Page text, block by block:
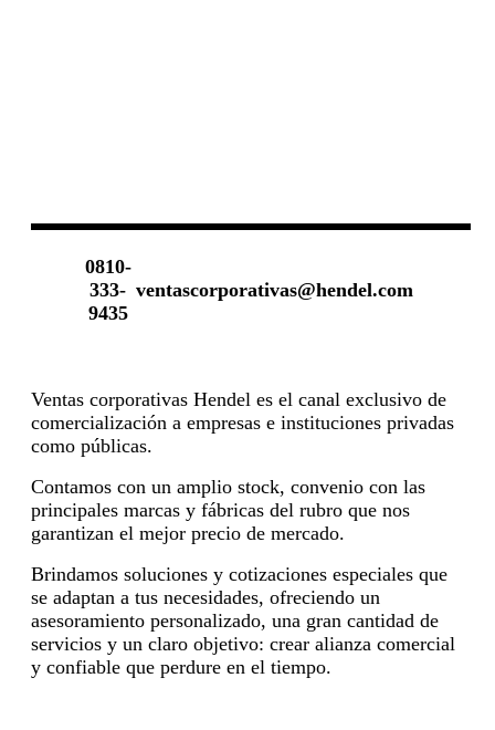
0810-
333-
9435
ventascorporativas@hendel.com
Ventas corporativas Hendel es el canal exclusivo de
comercialización a empresas e instituciones privadas
como públicas.
Contamos con un amplio stock, convenio con las
principales marcas y fábricas del rubro que nos
garantizan el mejor precio de mercado.
Brindamos soluciones y cotizaciones especiales que
se adaptan a tus necesidades, ofreciendo un
asesoramiento personalizado, una gran cantidad de
servicios y un claro objetivo: crear alianza comercial
y confiable que perdure en el tiempo.